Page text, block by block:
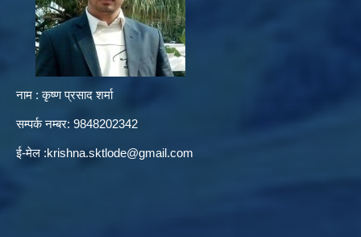
नाम : कृष्ण प्रसाद शर्मा
सम्पर्क नम्बर: 9848202342
ई-मेल :krishna.sktlode@gmail.com